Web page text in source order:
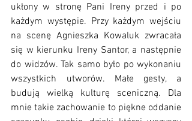
ukłony w stronę Pani Ireny przed i po
każdym występie. Przy każdym wejściu
na scenę Agnieszka Kowaluk zwracała
się w kierunku Ireny Santor, a następnie
do widzów. Tak samo było po wykonaniu
wszystkich utworów. Małe gesty, a
budują wielką kulturę sceniczną. Dla
mnie takie zachowanie to piękne oddanie